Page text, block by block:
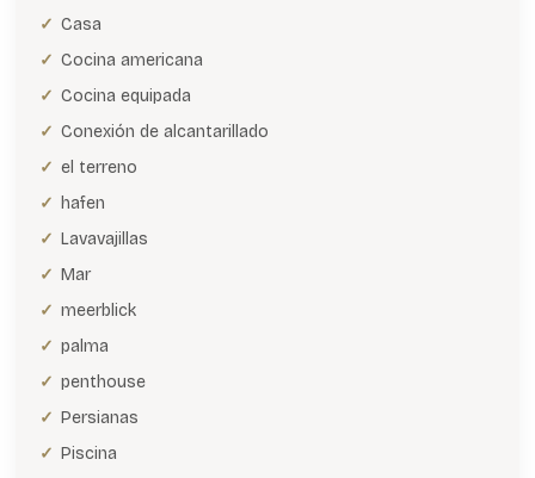
Casa
Cocina americana
Cocina equipada
Conexión de alcantarillado
el terreno
hafen
Lavavajillas
Mar
meerblick
palma
penthouse
Persianas
Piscina